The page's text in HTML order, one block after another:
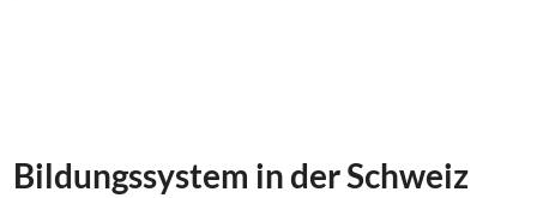
Bildungssystem in der Schweiz